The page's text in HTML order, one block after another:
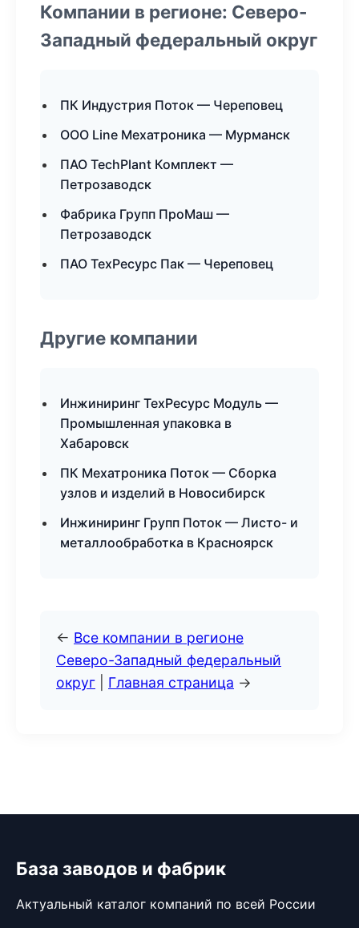
Компании в регионе: Северо-
Западный федеральный округ
ПК Индустрия Поток — Череповец
ООО Line Мехатроника — Мурманск
ПАО TechPlant Комплект —
Петрозаводск
Фабрика Групп ПроМаш —
Петрозаводск
ПАО ТехРесурс Пак — Череповец
Другие компании
Инжиниринг ТехРесурс Модуль —
Промышленная упаковка в
Хабаровск
ПК Мехатроника Поток — Сборка
узлов и изделий в Новосибирск
Инжиниринг Групп Поток — Листо- и
металлообработка в Красноярск
← Все компании в регионе
Северо-Западный федеральный
округ
Главная страница →
База заводов и фабрик
Актуальный каталог компаний по всей России